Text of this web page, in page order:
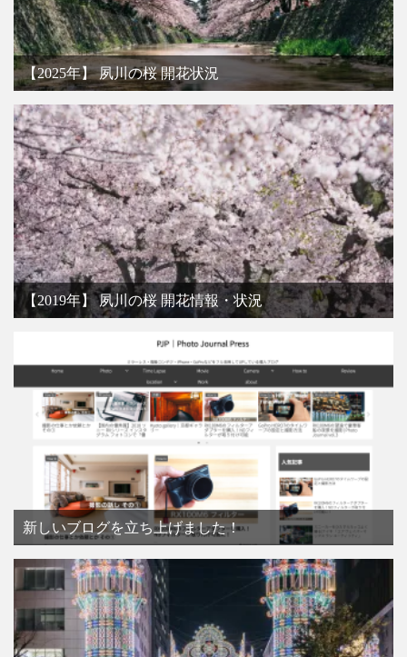
【2025年】 夙川の桜 開花状況
【2019年】 夙川の桜 開花情報・状況
新しいブログを立ち上げました！